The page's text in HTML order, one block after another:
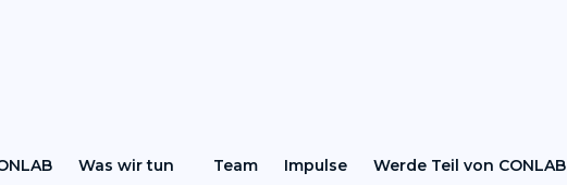
Was wir tun Team Impulse Werde Teil von CONLAB